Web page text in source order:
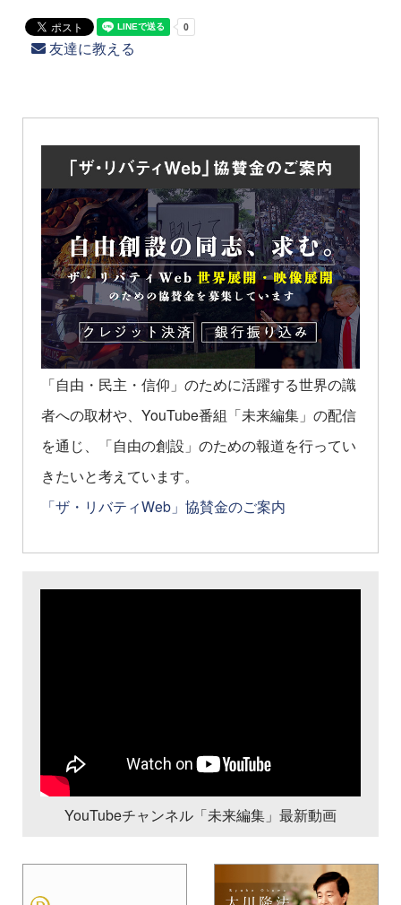
友達に教える
「自由・民主・信仰」のために活躍する世界の識
者への取材や、YouTube番組「未来編集」の配信
を通じ、「自由の創設」のための報道を行ってい
きたいと考えています。
「ザ・リバティWeb」協賛金のご案内
YouTubeチャンネル「未来編集」最新動画